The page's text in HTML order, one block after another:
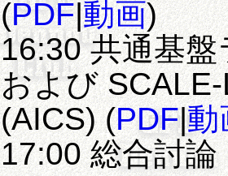
(PDF|動画)
16:30 共通基
および
(AICS) (PDF|動
17:00 総合討論